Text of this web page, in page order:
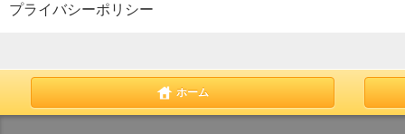
プライバシーポリシー
ホーム